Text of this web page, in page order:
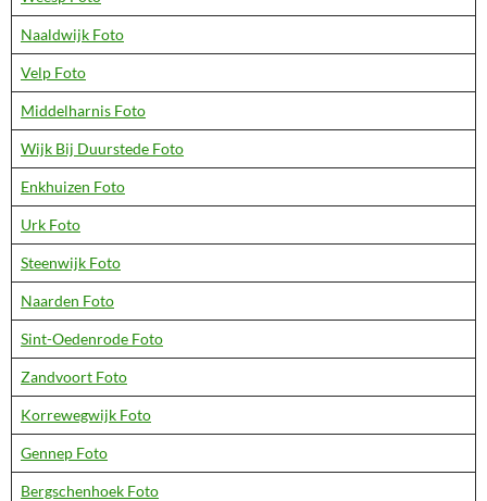
Naaldwijk Foto
Velp Foto
Middelharnis Foto
Wijk Bij Duurstede Foto
Enkhuizen Foto
Urk Foto
Steenwijk Foto
Naarden Foto
Sint-Oedenrode Foto
Zandvoort Foto
Korrewegwijk Foto
Gennep Foto
Bergschenhoek Foto